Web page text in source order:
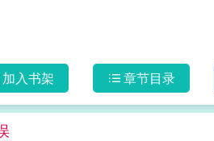
加入书架 章节目录